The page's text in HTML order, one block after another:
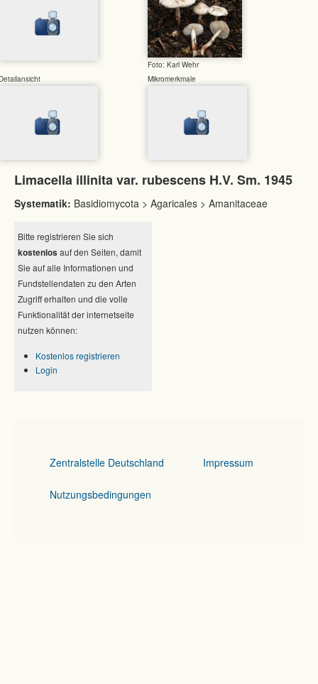
Foto: Karl Wehr
Mikromerkmale
Limacella illinita var. rubescens H.V. Sm. 1945
Systematik: Basidiomycota > Agaricales > Amanitaceae
Bitte registrieren Sie sich
kostenlos auf den Seiten, damit
Sie auf alle Informationen und
Fundstellendaten zu den Arten
Zugriff erhalten und die volle
Funktionalität der internetseite
nutzen können:
Kostenlos registrieren
Login
Zentralstelle Deutschland Impressum
Nutzungsbedingungen